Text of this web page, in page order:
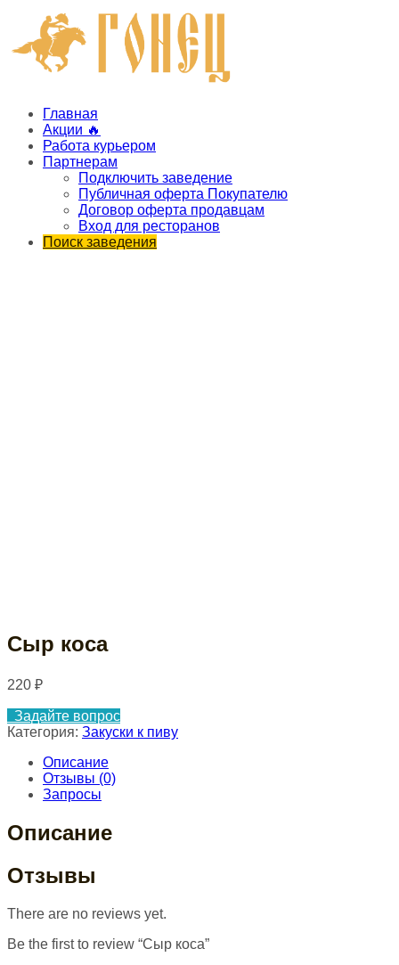
Главная
Акции 🔥
Работа курьером
Партнерам
Подключить заведение
Публичная оферта Покупателю
Договор оферта продавцам
Вход для ресторанов
Поиск заведения
Сыр коса
220 ₽
Задайте вопрос
Категория: Закуски к пиву
Описание
Отзывы (0)
Запросы
Описание
Отзывы
There are no reviews yet.
Be the first to review “Сыр коса”